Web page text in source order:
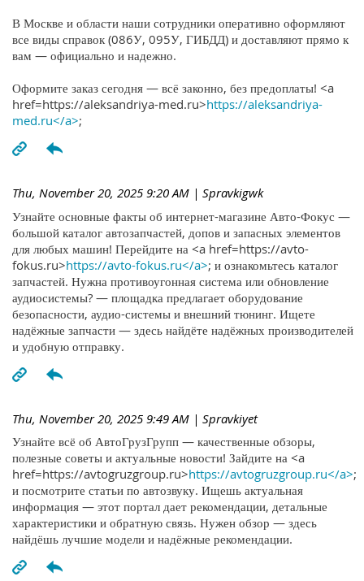
В Москве и области наши сотрудники оперативно оформляют
все виды справок (086У, 095У, ГИБДД) и доставляют прямо к
вам — официально и надежно.
Оформите заказ сегодня — всё законно, без предоплаты! <a
href=https://aleksandriya-med.ru>https://aleksandriya-
med.ru</a>;
Thu, November 20, 2025 9:20 AM | Spravkigwk
Узнайте основные факты об интернет-магазине Авто-Фокус —
большой каталог автозапчастей, допов и запасных элементов
для любых машин! Перейдите на <a href=https://avto-
fokus.ru>https://avto-fokus.ru</a>; и ознакомьтесь каталог
запчастей. Нужна противоугонная система или обновление
аудиосистемы? — площадка предлагает оборудование
безопасности, аудио-системы и внешний тюнинг. Ищете
надёжные запчасти — здесь найдёте надёжных производителей
и удобную отправку.
Thu, November 20, 2025 9:49 AM | Spravkiyet
Узнайте всё об АвтоГрузГрупп — качественные обзоры,
полезные советы и актуальные новости! Зайдите на <a
href=https://avtogruzgroup.ru>https://avtogruzgroup.ru</a>;
и посмотрите статьи по автозвуку. Ищешь актуальная
информация — этот портал дает рекомендации, детальные
характеристики и обратную связь. Нужен обзор — здесь
найдёшь лучшие модели и надёжные рекомендации.